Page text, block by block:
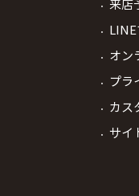
来店
オン
プラ
カス
サイ